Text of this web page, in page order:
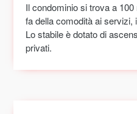
Il condominio si trova a
fa della comodità ai servizi,
Lo stabile è dotato di
privati.